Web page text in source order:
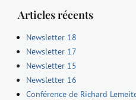
Articles récents
Newsletter 18
Newsletter 17
Newsletter 15
Newsletter 16
Conférence de Richard